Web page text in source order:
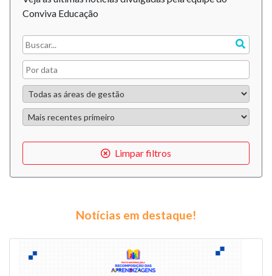
Conviva Educação
Limpar filtros
Notícias em destaque!